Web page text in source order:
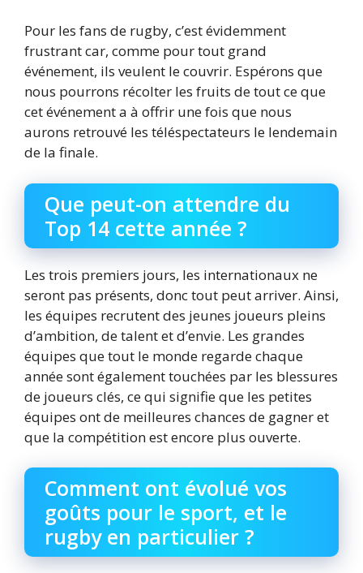
Pour les fans de rugby, c’est évidemment
frustrant car, comme pour tout grand
événement, ils veulent le couvrir. Espérons que
nous pourrons récolter les fruits de tout ce que
cet événement a à offrir une fois que nous
aurons retrouvé les téléspectateurs le lendemain
de la finale.
Que peut-on attendre du
Top 14 cette année ?
Les trois premiers jours, les internationaux ne
seront pas présents, donc tout peut arriver. Ainsi,
les équipes recrutent des jeunes joueurs pleins
d’ambition, de talent et d’envie. Les grandes
équipes que tout le monde regarde chaque
année sont également touchées par les blessures
de joueurs clés, ce qui signifie que les petites
équipes ont de meilleures chances de gagner et
que la compétition est encore plus ouverte.
Comment ont évolué vos
goûts pour le sport, et le
rugby en particulier ?